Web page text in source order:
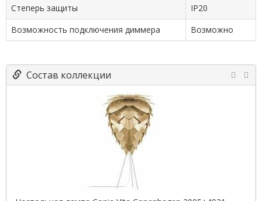
Степерь защиты
IP20
Возможность подключения диммера
Возможно
Состав коллекции